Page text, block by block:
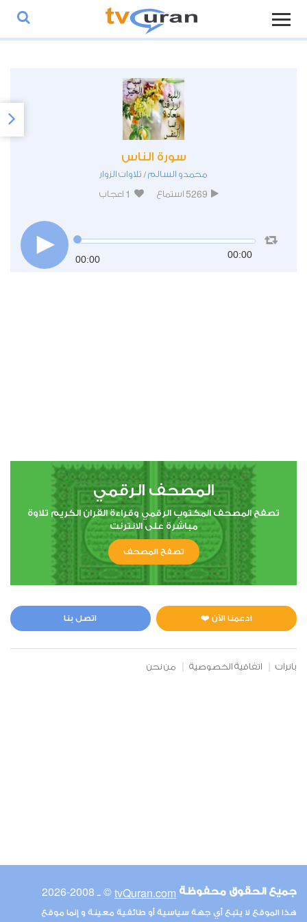
سورة الناس
محمدو السالم/ تلاوات الزوار
5269 استماع 1 اعجاب
00:00 00:00
المصحف الرقمي
تصفح المصحف المكتوب الرقمي وقراءة القران الكريم تلاوة
مباشرة على الانترنت
تصفح المصحف
ادعمنا الآن ❤️ اتصل بنا
بانرات اتفاقية الخصوصية من نحن
جميع الحقوق محفوظة tvQuran.com© ـ 2008-2026
هذا الموقع لا يتبع أي جهة سياسية أو طائفية معينة و إنما موقع